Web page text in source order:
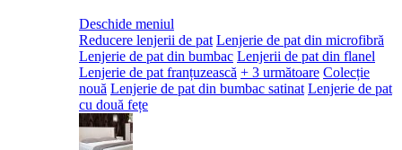
Deschide meniul
Reducere lenjerii de pat Lenjerie de pat din microfibră
Lenjerie de pat din bumbac Lenjerii de pat din flanel
Lenjerie de pat franțuzească + 3 următoare Colecție
nouă Lenjerie de pat din bumbac satinat Lenjerie de pat
cu două fețe